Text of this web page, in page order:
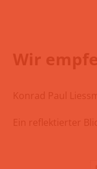
Wir
Konrad Paul
Ein reflektierter